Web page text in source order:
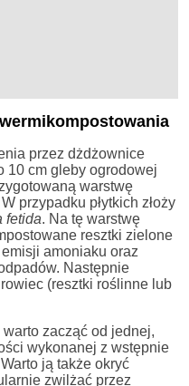
przez dżdżownice
10 cm gleby ogrodowej
warstwę
przypadku płytkich złoży
fetida. Na tę warstwę
resztki zielone
amoniaku oraz
Następnie
(resztki roślinne lub
zacząć od jednej,
wykonanej z wstępnie
ją także okryć
zwilżać przez